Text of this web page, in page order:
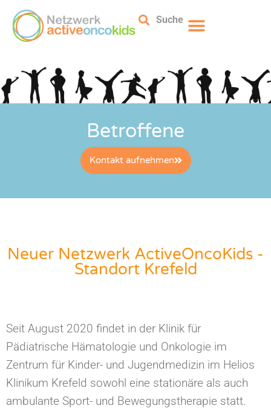
Suche
Betroffene
Kontakt aufnehmen
Neuer Netzwerk ActiveOncoKids -
Standort Krefeld
Seit August 2020 findet in der Klinik für
Pädiatrische Hämatologie und Onkologie im
Zentrum für Kinder- und Jugendmedizin im Helios
Klinikum Krefeld sowohl eine stationäre als auch
ambulante Sport- und Bewegungstherapie statt.